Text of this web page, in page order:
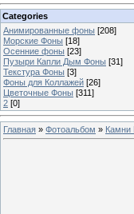
Categories
Анимированные фоны [208]
Морские Фоны [18]
Осенние фоны [23]
Пузыри Капли Дым Фоны [31]
Текстура Фоны [3]
Фоны для Коллажей [26]
Цветочные Фоны [311]
2 [0]
Главная » Фотоальбом » Камни